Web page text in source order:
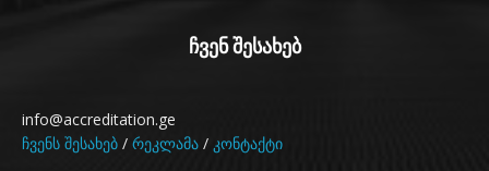
ჩვენ შესახებ
info@accreditation.ge
ჩვენს შესახებ / რეკლამა / კონტაქტი